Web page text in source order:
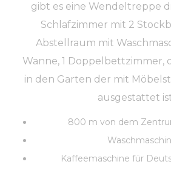
gibt es eine Wendeltreppe
Schlafzimmer mit 2
Abstellraum mit
Wanne, 1 Doppelbettzimmer,
in den Garten der mit
ausgestattet
800 m von dem
Kaffeemaschine für